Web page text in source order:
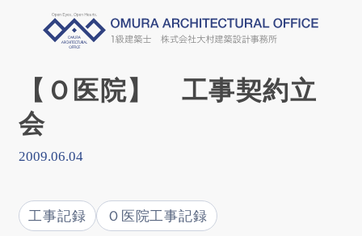
【Ｏ医院】 工事契約立
会
2009.06.04
工事記録 Ｏ医院工事記録